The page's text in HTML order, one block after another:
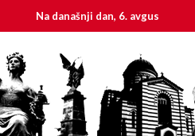
današnji dan, 6. avgust